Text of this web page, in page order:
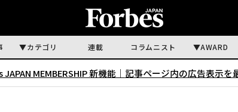
カテゴリ 連載 コラムニスト AWARD
JAPAN MEMBERSHIP 新機能｜ 記事ページ内の広告表示を